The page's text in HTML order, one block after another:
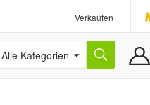
Verkaufen
Alle Kategorien